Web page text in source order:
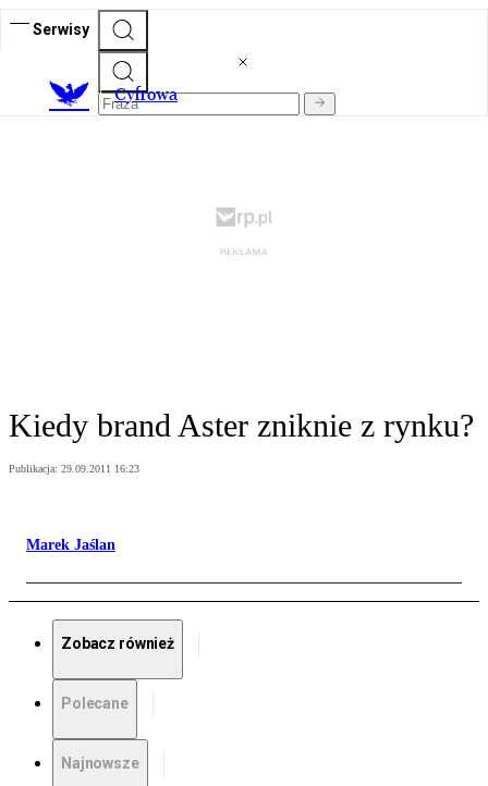
Serwisy
Cyfrowa
Kiedy brand Aster zniknie z rynku?
Publikacja: 29.09.2011 16:23
Marek Jaślan
Zobacz również
Polecane
Najnowsze